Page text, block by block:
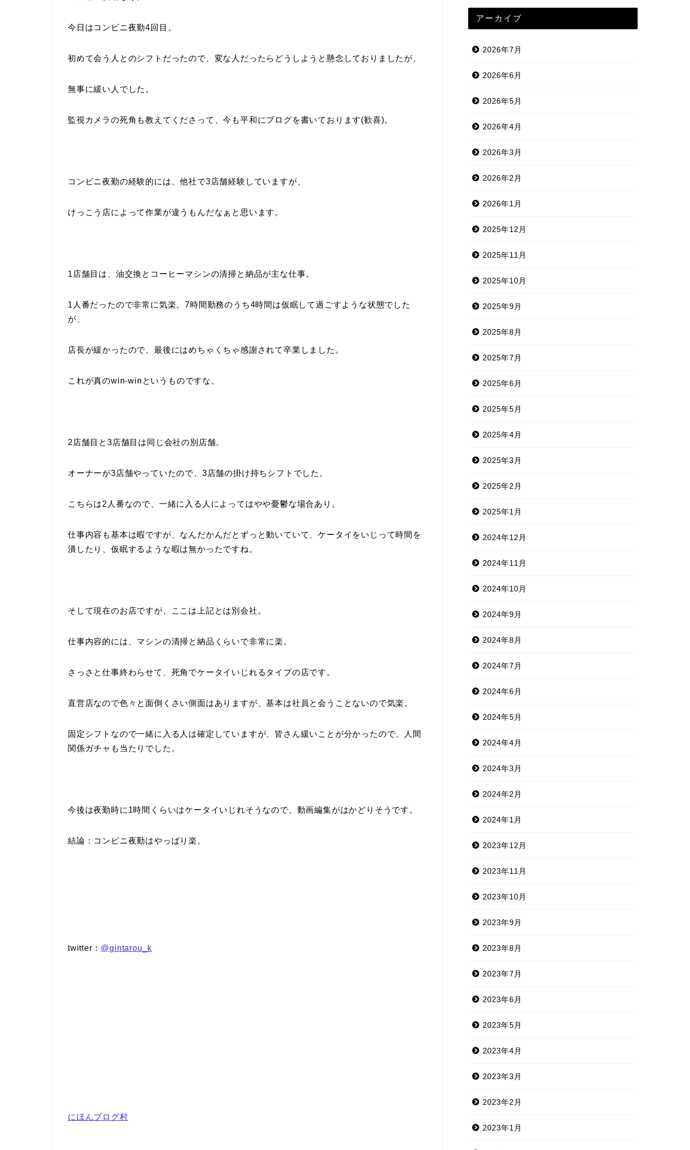
今日はコンビニ夜勤4回目。
初めて会う人とのシフトだったので、変な人だったらどうしようと懸念しておりましたが、
無事に緩い人でした。
監視カメラの死角も教えてくださって、今も平和にブログを書いております(歓喜)。
コンビニ夜勤の経験的には、他社で3店舗経験していますが、
けっこう店によって作業が違うもんだなぁと思います。
1店舗目は、油交換とコーヒーマシンの清掃と納品が主な仕事。
1人番だったので非常に気楽。7時間勤務のうち4時間は仮眠して過ごすような状態でした
が、
店長が緩かったので、最後にはめちゃくちゃ感謝されて卒業しました。
これが真のwin-winというものですな。
2店舗目と3店舗目は同じ会社の別店舗。
オーナーが3店舗やっていたので、3店舗の掛け持ちシフトでした。
こちらは2人番なので、一緒に入る人によってはやや憂鬱な場合あり。
仕事内容も基本は暇ですが、なんだかんだとずっと動いていて、ケータイをいじって時間を
潰したり、仮眠するような暇は無かったですね。
そして現在のお店ですが、ここは上記とは別会社。
仕事内容的には、マシンの清掃と納品くらいで非常に楽。
さっさと仕事終わらせて、死角でケータイいじれるタイプの店です。
直営店なので色々と面倒くさい側面はありますが、基本は社員と会うことないので気楽。
固定シフトなので一緒に入る人は確定していますが、皆さん緩いことが分かったので、人間
関係ガチャも当たりでした。
今後は夜勤時に1時間くらいはケータイいじれそうなので、動画編集がはかどりそうです。
結論：コンビニ夜勤はやっぱり楽。
twitter： @gintarou_k
にほんブログ村
アーカイブ
2026年7月
2026年6月
2026年5月
2026年4月
2026年3月
2026年2月
2026年1月
2025年12月
2025年11月
2025年10月
2025年9月
2025年8月
2025年7月
2025年6月
2025年5月
2025年4月
2025年3月
2025年2月
2025年1月
2024年12月
2024年11月
2024年10月
2024年9月
2024年8月
2024年7月
2024年6月
2024年5月
2024年4月
2024年3月
2024年2月
2024年1月
2023年12月
2023年11月
2023年10月
2023年9月
2023年8月
2023年7月
2023年6月
2023年5月
2023年4月
2023年3月
2023年2月
2023年1月